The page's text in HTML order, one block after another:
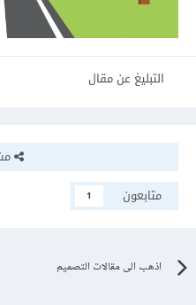
التبليغ عن مقال
متابعون
1
اذهب الى مقالات التصميم